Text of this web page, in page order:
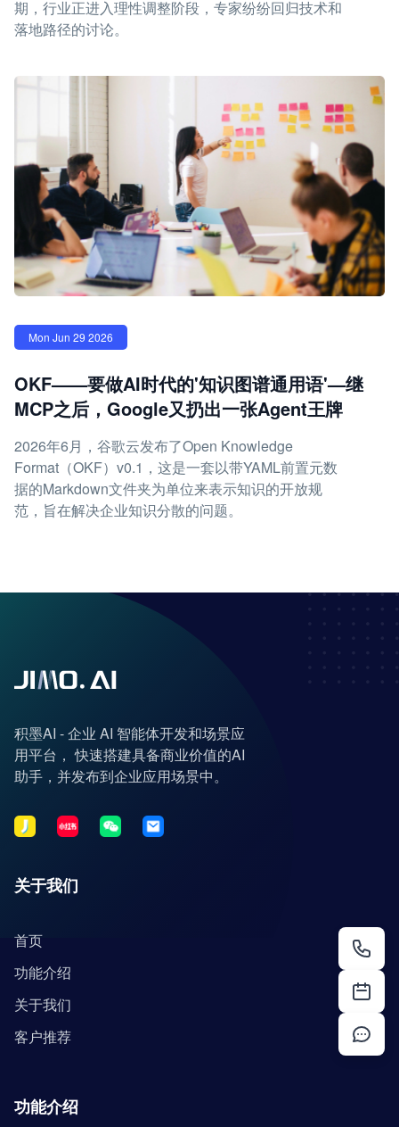
期，行业正进入理性调整阶段，专家纷纷回归技术和
落地路径的讨论。
Mon Jun 29 2026
OKF——要做AI时代的'知识图谱通用语'—继
MCP之后，Google又扔出一张Agent王牌
2026年6月，谷歌云发布了Open Knowledge
Format（OKF）v0.1，这是一套以带YAML前置元数
据的Markdown文件夹为单位来表示知识的开放规
范，旨在解决企业知识分散的问题。
积墨AI - 企业 AI 智能体开发和场景应
用平台， 快速搭建具备商业价值的AI
助手，并发布到企业应用场景中。
关于我们
首页
功能介绍
关于我们
客户推荐
功能介绍